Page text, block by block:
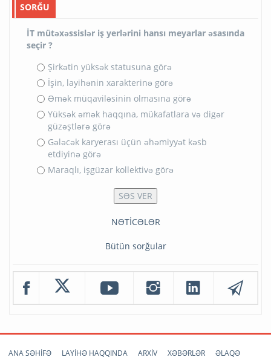
SORĞU
İT mütəxəssislər iş yerlərini hansı meyarlar əsasında
seçir ?
Şirkətin yüksək statusuna görə
İşin, layihənin xarakterinə görə
Əmək müqaviləsinin olmasına görə
Yüksək əmək haqqına, mükafatlara və digər
güzəştlərə görə
Gələcək karyerası üçün əhəmiyyət kəsb
etdiyinə görə
Maraqlı, işgüzar kollektivə görə
NƏTİCƏLƏR
Bütün sorğular
ANA SƏHİFƏ LAYİHƏ HAQQINDA ARXİV XƏBƏRLƏR ƏLAQƏ